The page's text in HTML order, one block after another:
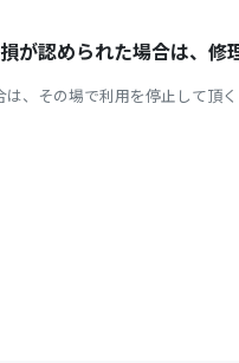
が認められた場合は、修
、その場で利用を停止して頂